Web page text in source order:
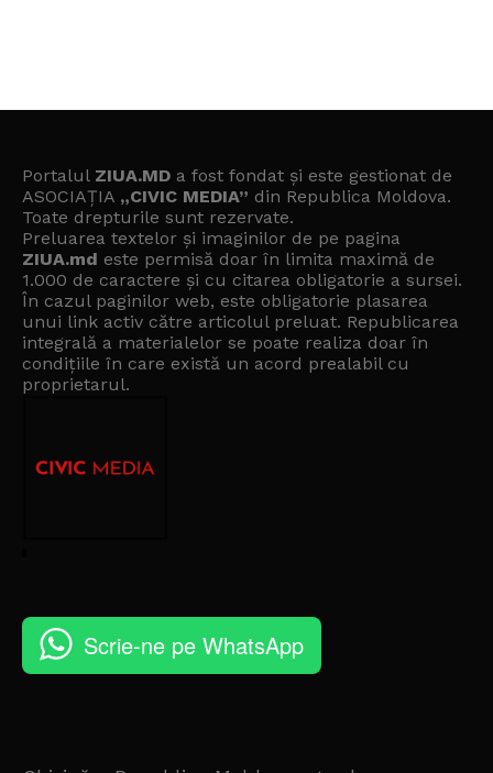
Portalul ZIUA.MD a fost fondat și este gestionat de
ASOCIAȚIA „CIVIC MEDIA” din Republica Moldova.
Toate drepturile sunt rezervate.
Preluarea textelor și imaginilor de pe pagina
ZIUA.md este permisă doar în limita maximă de
1.000 de caractere și cu citarea obligatorie a sursei.
În cazul paginilor web, este obligatorie plasarea
unui link activ către articolul preluat. Republicarea
integrală a materialelor se poate realiza doar în
condițiile în care există un acord prealabil cu
proprietarul.
Scrie-ne pe WhatsApp